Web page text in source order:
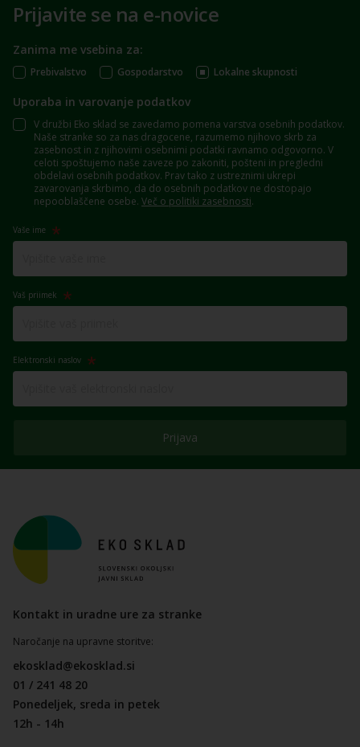
Prijavite se na e-novice
Zanima me vsebina za:
Prebivalstvo Gospodarstvo Lokalne skupnosti
Uporaba in varovanje podatkov
V družbi Eko sklad se zavedamo pomena varstva osebnih podatkov.
Naše stranke so za nas dragocene, razumemo njihovo skrb za
zasebnost in z njihovimi osebnimi podatki ravnamo odgovorno. V
celoti spoštujemo naše zaveze po zakoniti, pošteni in pregledni
obdelavi osebnih podatkov. Prav tako z ustreznimi ukrepi
zavarovanja skrbimo, da do osebnih podatkov ne dostopajo
nepooblaščene osebe. Več o politiki zasebnosti.
Vaše ime
Vaš priimek
Elektronski naslov
Prijava
Kontakt in uradne ure za stranke
Naročanje na upravne storitve:
ekosklad@ekosklad.si
01 / 241 48 20
Ponedeljek, sreda in petek
12h - 14h